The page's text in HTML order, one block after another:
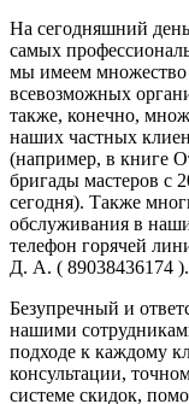
На сегодняшний
самых
мы имеем множество
всевозможных
также, конечно,
наших частных
(например, в книге
бригады мастеров с
сегодня). Также
обслуживания в
телефон горячей
Д. А. ( 89038436174 ).
Безупречный и
нашими
подходе к каждому
консультации,
системе скидок,